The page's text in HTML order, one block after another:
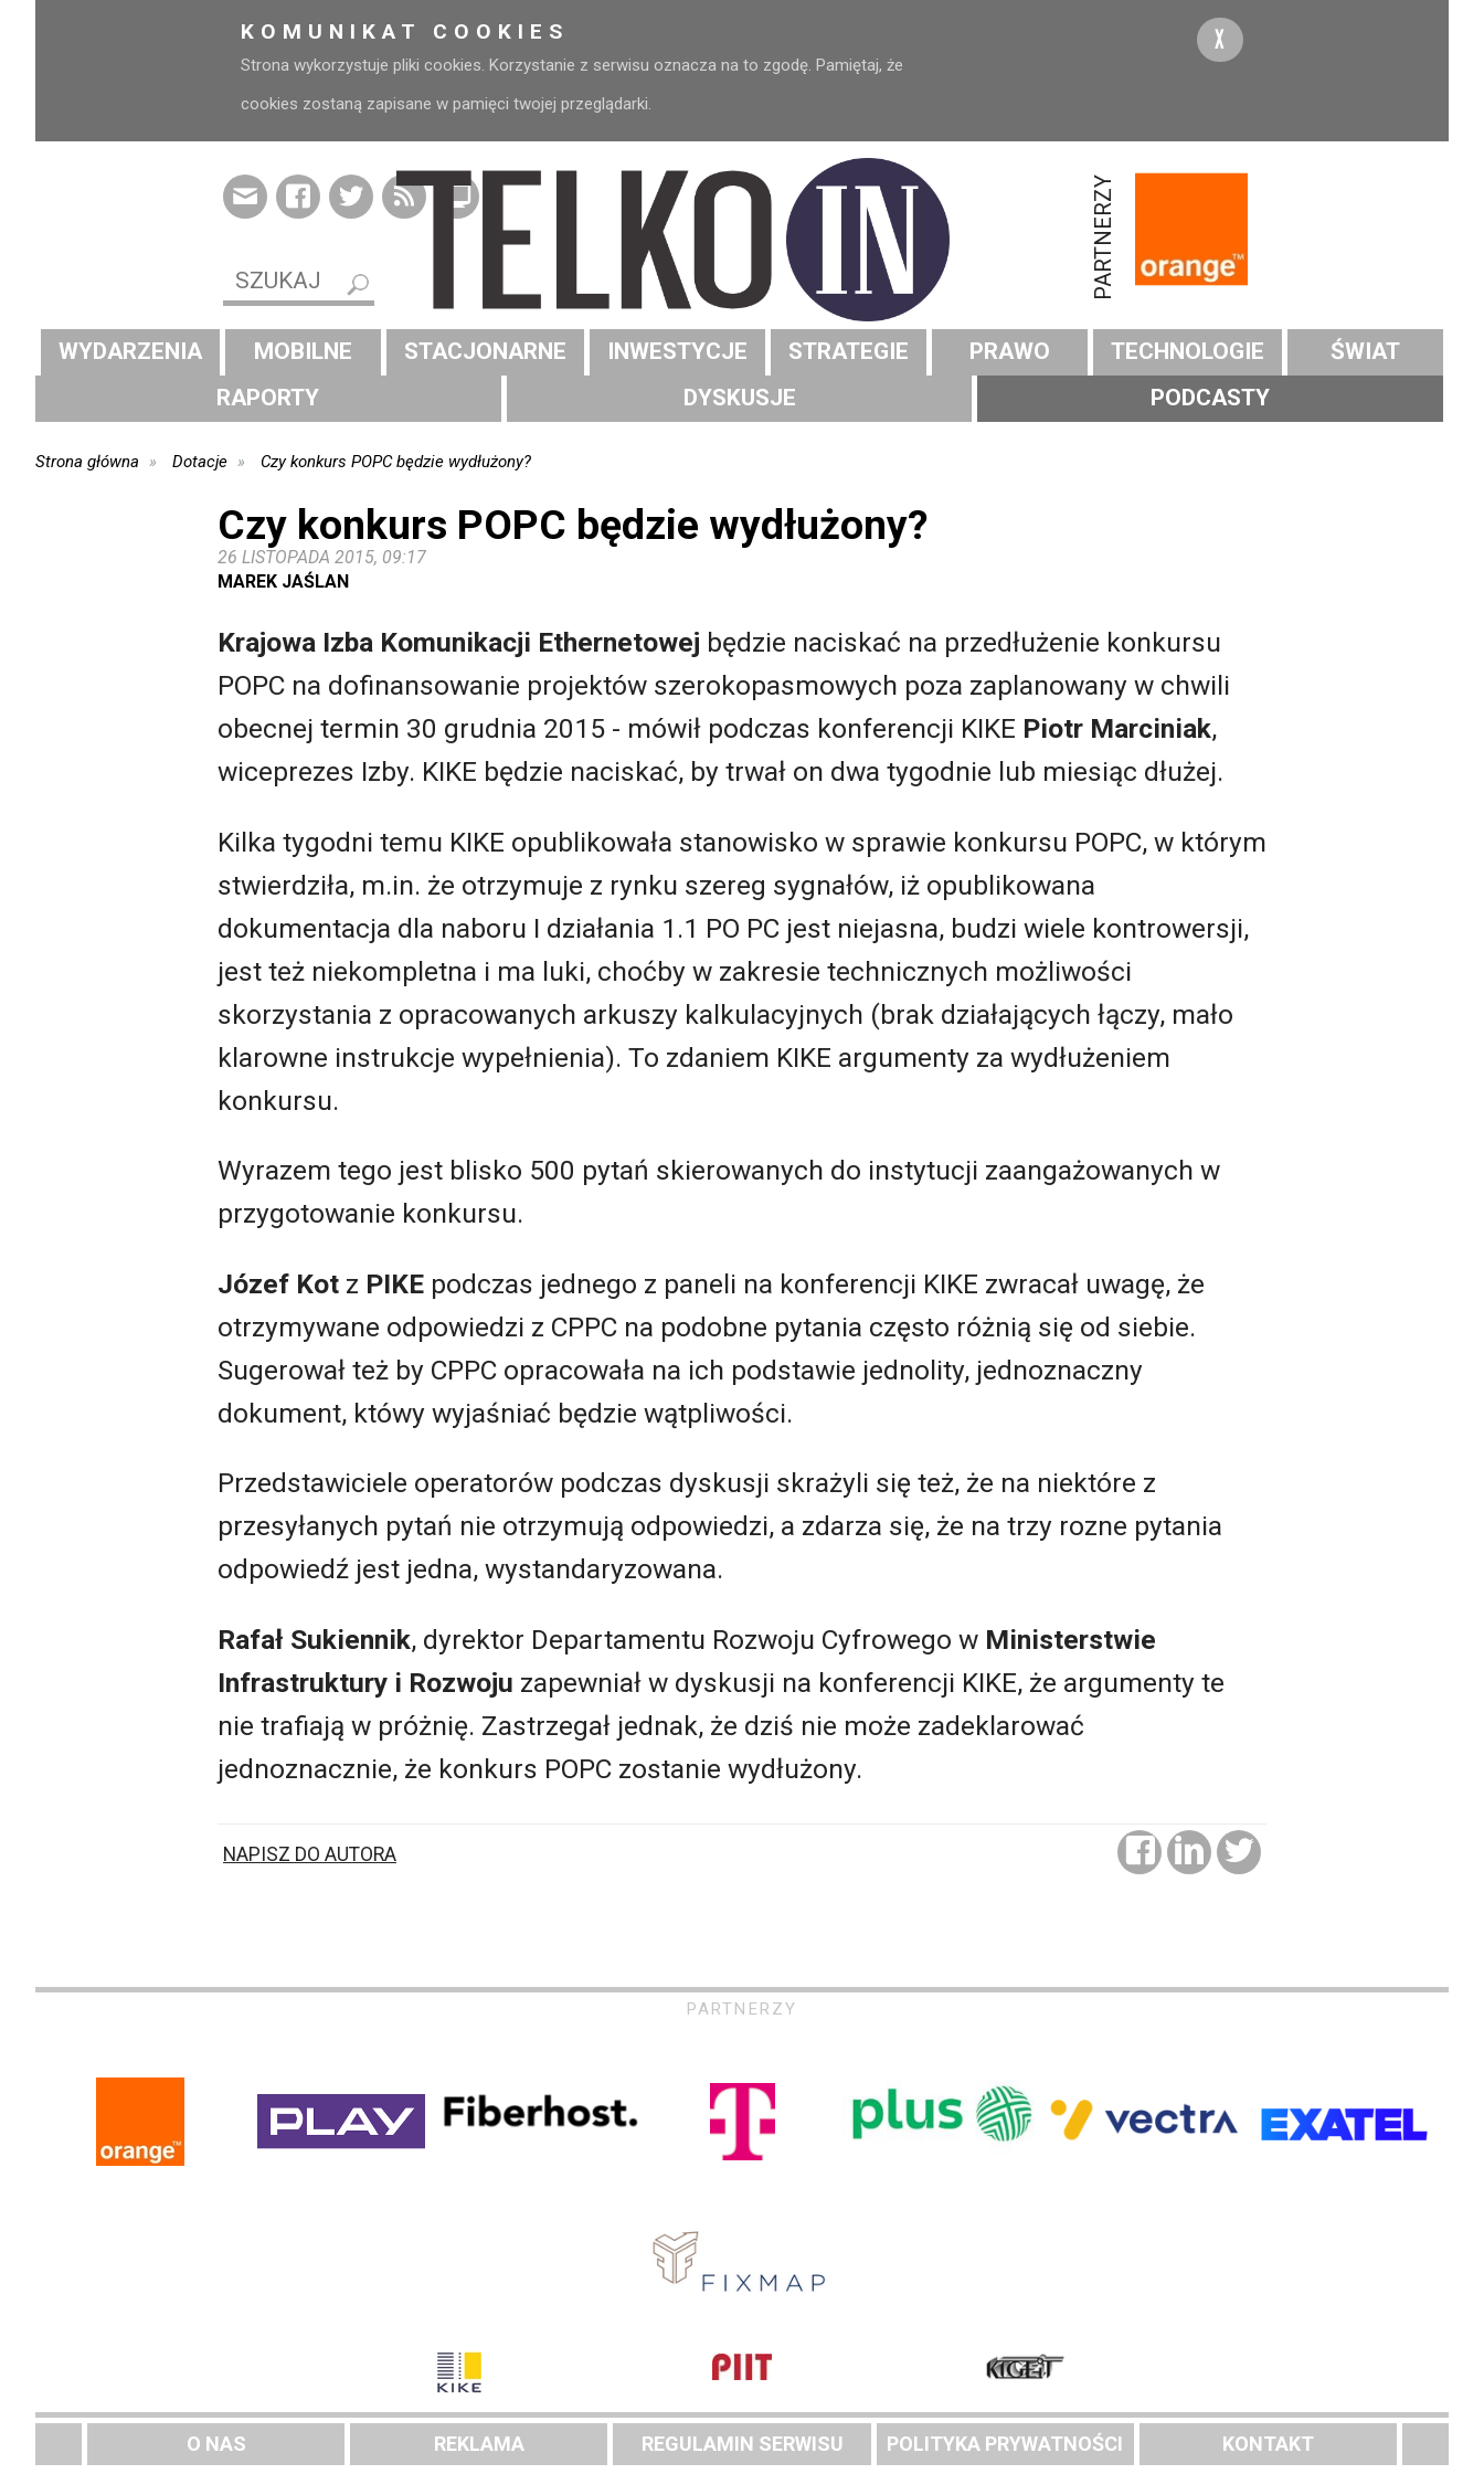
KOMUNIKAT COOKIES
Strona wykorzystuje pliki cookies. Korzystanie z serwisu oznacza na to zgodę. Pamiętaj, że
cookies zostaną zapisane w pamięci twojej przeglądarki.
X
PARTNERZY
WYDARZENIA MOBILNE STACJONARNE INWESTYCJE STRATEGIE PRAWO TECHNOLOGIE
ŚWIAT
RAPORTY
DYSKUSJE PODCASTY
Strona główna Dotacje Czy konkurs POPC będzie wydłużony?
Czy konkurs POPC będzie wydłużony?
26 LISTOPADA 2015, 09:17
MAREK JAŚLAN
Krajowa Izba Komunikacji Ethernetowej będzie naciskać na przedłużenie konkursu
POPC na dofinansowanie projektów szerokopasmowych poza zaplanowany w chwili
obecnej termin 30 grudnia 2015 - mówił podczas konferencji KIKE Piotr Marciniak,
wiceprezes Izby. KIKE będzie naciskać, by trwał on dwa tygodnie lub miesiąc dłużej.
Kilka tygodni temu KIKE opublikowała stanowisko w sprawie konkursu POPC, w którym
stwierdziła, m.in. że otrzymuje z rynku szereg sygnałów, iż opublikowana
dokumentacja dla naboru I działania 1.1 PO PC jest niejasna, budzi wiele kontrowersji,
jest też niekompletna i ma luki, choćby w zakresie technicznych możliwości
skorzystania z opracowanych arkuszy kalkulacyjnych (brak działających łączy, mało
klarowne instrukcje wypełnienia). To zdaniem KIKE argumenty za wydłużeniem
konkursu.
Wyrazem tego jest blisko 500 pytań skierowanych do instytucji zaangażowanych w
przygotowanie konkursu.
Józef Kot z PIKE podczas jednego z paneli na konferencji KIKE zwracał uwagę, że
otrzymywane odpowiedzi z CPPC na podobne pytania często różnią się od siebie.
Sugerował też by CPPC opracowała na ich podstawie jednolity, jednoznaczny
dokument, któwy wyjaśniać będzie wątpliwości.
Przedstawiciele operatorów podczas dyskusji skrażyli się też, że na niektóre z
przesyłanych pytań nie otrzymują odpowiedzi, a zdarza się, że na trzy rozne pytania
odpowiedź jest jedna, wystandaryzowana.
Rafał Sukiennik, dyrektor Departamentu Rozwoju Cyfrowego w Ministerstwie
Infrastruktury i Rozwoju zapewniał w dyskusji na konferencji KIKE, że argumenty te
nie trafiają w próżnię. Zastrzegał jednak, że dziś nie może zadeklarować
jednoznacznie, że konkurs POPC zostanie wydłużony.
NAPISZ DO AUTORA
PARTNERZY
O NAS REKLAMA REGULAMIN SERWISU POLITYKA PRYWATNOŚCI KONTAKT